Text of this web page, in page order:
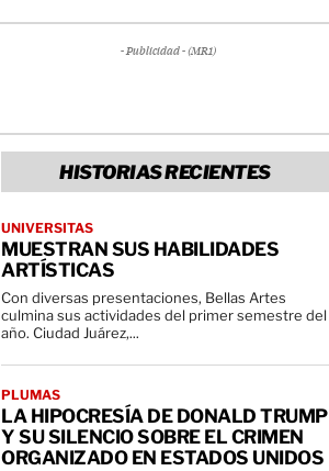
- Publicidad - (MR1)
HISTORIAS RECIENTES
UNIVERSITAS
MUESTRAN SUS HABILIDADES
ARTÍSTICAS
Con diversas presentaciones, Bellas Artes
culmina sus actividades del primer semestre del
año. Ciudad Juárez,...
PLUMAS
LA HIPOCRESÍA DE DONALD TRUMP
Y SU SILENCIO SOBRE EL CRIMEN
ORGANIZADO EN ESTADOS UNIDOS